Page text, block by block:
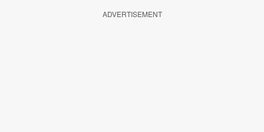
ADVERTISEMENT